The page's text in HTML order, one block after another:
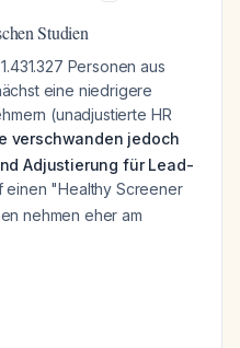
Studien
Personen aus
eine niedrigere
(unadjustierte HR
verschwanden jedoch
Adjustierung für Lead-
einen "Healthy Screener
nehmen eher am